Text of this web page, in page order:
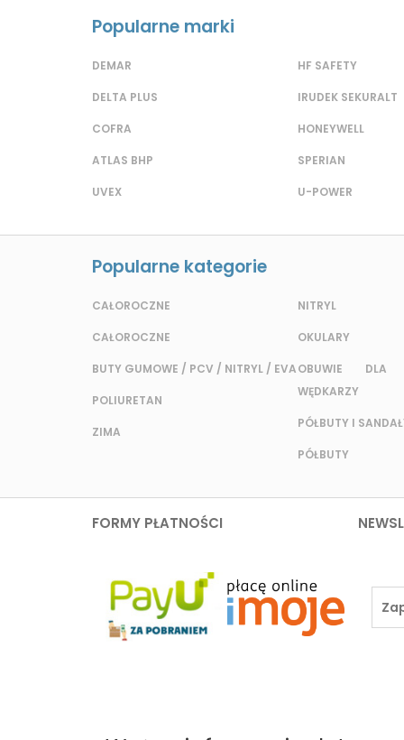
Popularne marki
DEMAR
DELTA PLUS
COFRA
ATLAS BHP
UVEX
HF SAFETY
IRUDEK SEKURALT
HONEYWELL
SPERIAN
U-POWER
Popularne kategorie
CAŁOROCZNE
CAŁOROCZNE
BUTY GUMOWE / PCV / NITRYL / EVA
POLIURETAN
ZIMA
NITRYL
OKULARY
OBUWIE DLA
WĘDKARZY
PÓŁBUTY I
PÓŁBUTY
FORMY PŁATNOŚCI